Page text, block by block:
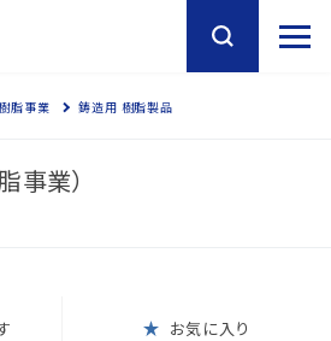
脂事業 鋳造用 樹脂製品
事業）
お気に入り